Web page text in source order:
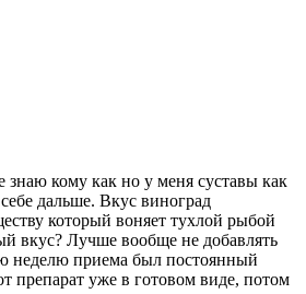
знаю кому как но у меня суставы как
дальше. Вкус виноград
который воняет тухлой рыбой
вкус? Лучше вообще не добавлять
неделю приема был постоянный
препарат уже в готовом виде, потом